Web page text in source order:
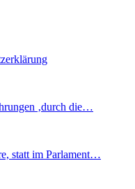
‚durch die…
statt im Parlament…